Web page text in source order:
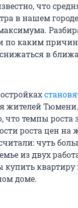
что
в нашем
по каким
в
жителей
что темпы роста
роста цен на
чуть
из двух
купить квартиру
доме.